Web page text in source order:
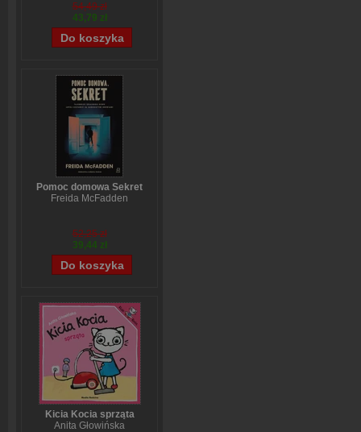
54,49 zł
43,79 zł
Pomoc domowa Sekret
Freida McFadden
52,25 zł
39,44 zł
Kicia Kocia sprząta
Anita Głowińska